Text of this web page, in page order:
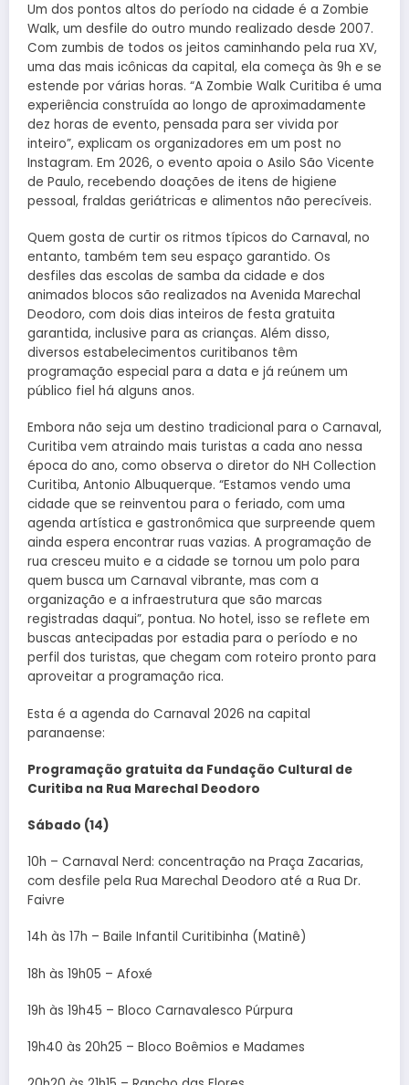
Um dos pontos altos do período na cidade é a Zombie
Walk, um desfile do outro mundo realizado desde 2007.
Com zumbis de todos os jeitos caminhando pela rua XV,
uma das mais icônicas da capital, ela começa às 9h e se
estende por várias horas. “A Zombie Walk Curitiba é uma
experiência construída ao longo de aproximadamente
dez horas de evento, pensada para ser vivida por
inteiro”, explicam os organizadores em um post no
Instagram. Em 2026, o evento apoia o Asilo São Vicente
de Paulo, recebendo doações de itens de higiene
pessoal, fraldas geriátricas e alimentos não perecíveis.
Quem gosta de curtir os ritmos típicos do Carnaval, no
entanto, também tem seu espaço garantido. Os
desfiles das escolas de samba da cidade e dos
animados blocos são realizados na Avenida Marechal
Deodoro, com dois dias inteiros de festa gratuita
garantida, inclusive para as crianças. Além disso,
diversos estabelecimentos curitibanos têm
programação especial para a data e já reúnem um
público fiel há alguns anos.
Embora não seja um destino tradicional para o Carnaval,
Curitiba vem atraindo mais turistas a cada ano nessa
época do ano, como observa o diretor do NH Collection
Curitiba, Antonio Albuquerque. “Estamos vendo uma
cidade que se reinventou para o feriado, com uma
agenda artística e gastronômica que surpreende quem
ainda espera encontrar ruas vazias. A programação de
rua cresceu muito e a cidade se tornou um polo para
quem busca um Carnaval vibrante, mas com a
organização e a infraestrutura que são marcas
registradas daqui”, pontua. No hotel, isso se reflete em
buscas antecipadas por estadia para o período e no
perfil dos turistas, que chegam com roteiro pronto para
aproveitar a programação rica.
Esta é a agenda do Carnaval 2026 na capital
paranaense:
Programação gratuita da Fundação Cultural de
Curitiba na Rua Marechal Deodoro
Sábado (14)
10h – Carnaval Nerd: concentração na Praça Zacarias,
com desfile pela Rua Marechal Deodoro até a Rua Dr.
Faivre
14h às 17h – Baile Infantil Curitibinha (Matinê)
18h às 19h05 – Afoxé
19h às 19h45 – Bloco Carnavalesco Púrpura
19h40 às 20h25 – Bloco Boêmios e Madames